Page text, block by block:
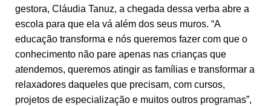
gestora, Cláudia Tanuz, a chegada dessa verba abre a
escola para que ela vá além dos seus muros. “A
educação transforma e nós queremos fazer com que o
conhecimento não pare apenas nas crianças que
atendemos, queremos atingir as famílias e transformar a
relaxadores daqueles que precisam, com cursos,
projetos de especialização e muitos outros programas”,